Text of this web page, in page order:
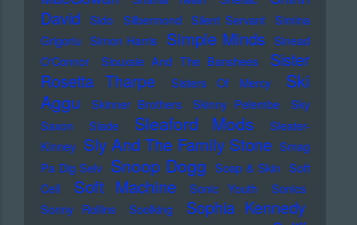
David
Sido Silbermond Silent Servant Simina
Grigoriu Simon Harris Simple Minds Sinead
O'Connor
Siouxsie And The Banshees
Sister
Rosetta Tharpe
Sisters Of Mercy
Ski
Aggu
Skinner Brothers Skinny Pelembe
Sky
Saxon
Slade Sleaford Mods
Sleater-
Kinney Sly And The Family Stone Smag
Pa Dig Selv Snoop Dogg Soap & Skin Soft
Cell
Soft Machine Sonic Youth
Sonics
Sonny Rollins
Soolking Sophia Kennedy